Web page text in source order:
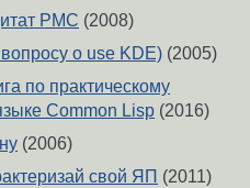
РМС (2008)
вопросу о use KDE) (2005)
по практическому
Common Lisp (2016)
(2006)
свой ЯП (2011)